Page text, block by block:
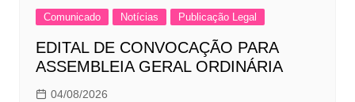
Comunicado Notícias Publicação Legal
EDITAL DE CONVOCAÇÃO PARA
ASSEMBLEIA GERAL ORDINÁRIA
04/08/2026